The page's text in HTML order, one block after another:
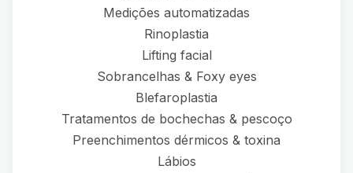
Medições automatizadas
Rinoplastia
Lifting facial
Sobrancelhas & Foxy eyes
Blefaroplastia
Tratamentos de bochechas & pescoço
Preenchimentos dérmicos & toxina
Lábios